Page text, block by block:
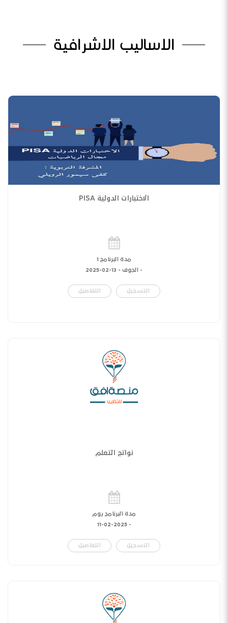
الاساليب الاشرافية
الاختبارات الدولية PISA
مدة البرنامج 1
- الجوف - 13-02-2025
التسجيل التفاصيل
نواتج التعلم
مدة البرنامج يوم
-
11-02-2025
التسجيل التفاصيل